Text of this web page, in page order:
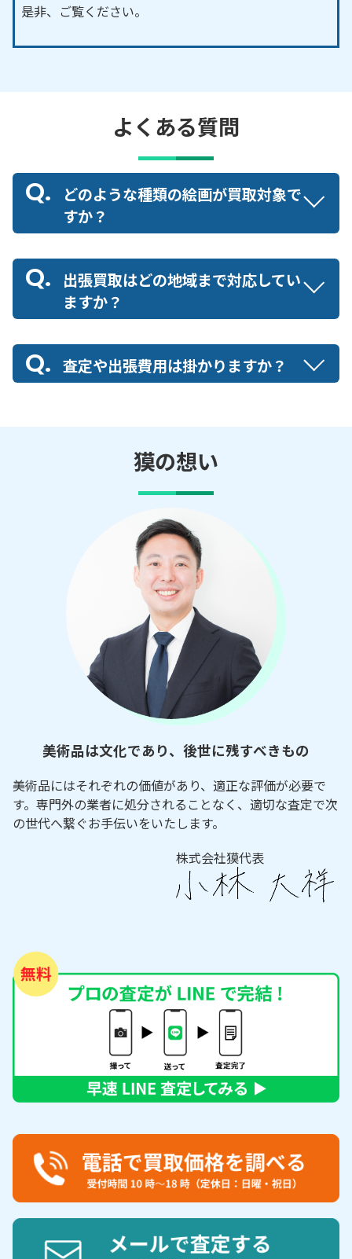
是非、ご覧ください。
よくある質問
どのような種類の絵画が買取対象で
すか？
出張買取はどの地域まで対応してい
ますか？
査定や出張費用は掛かりますか？
獏の想い
美術品は文化であり、後世に残すべきもの
美術品にはそれぞれの価値があり、適正な評価が必要で
す。専門外の業者に処分されることなく、適切な査定で次
の世代へ繋ぐお手伝いをいたします。
株式会社獏代表